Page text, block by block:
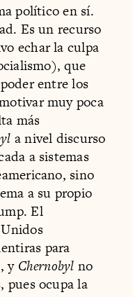
político en sí.
Es un recurso
echar la culpa
que
entre los
muy poca
más
a nivel discurso
a sistemas
sino
a su propio
El
para
y Chernobyl no
pues ocupa la